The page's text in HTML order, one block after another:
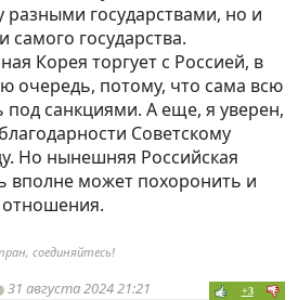
разными государствами, но и
самого государства.
Корея торгует с Россией, в
очередь, потому, что сама всю
под санкциями. А еще, я уверен,
Советскому
Но нынешняя Российская
вполне может похоронить и
отношения.
соединяйтесь!
31 августа 2024 21:21 +3